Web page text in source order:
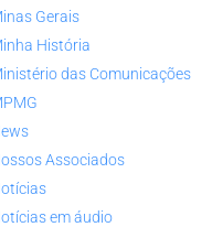
Gerais
História
das Comunicações
Associados
em áudio